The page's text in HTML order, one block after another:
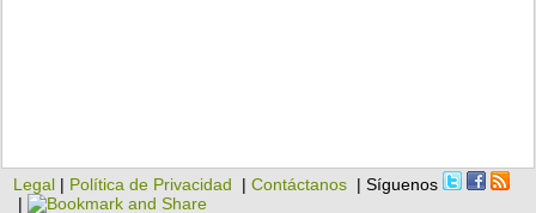
Legal | Política de Privacidad |Contáctanos | Síguenos
|